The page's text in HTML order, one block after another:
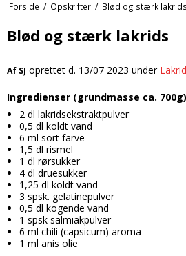
Alkohol aroma
Ananas aroma
Banan aroma
Blåbær aroma
Candy aroma
Chokolade aroma
Citron aroma
Cola aroma
Dessert aroma
Det Søde Liv
Aromaer
Chokolade
Delikatesser
Farver
Forme
Chokoladeforme
Isforme
Isenkram
Opskrifter
Bolsjer
Chokolade
Dragé
Drikkelse
Butikker
Information
Om os
Kontakt
Forside / Opskrifter / Blød og stærk lakrids
Blød og stærk lakrids
Af SJ oprettet d. 13/07 2023 under
Ingredienser (grundmasse ca.
2 dl lakridsekstraktpulver
0,5 dl koldt vand
6 ml sort farve
1,5 dl rismel
1 dl rørsukker
4 dl druesukker
1,25 dl koldt vand
3 spsk. gelatinepulver
0,5 dl kogende vand
1 spsk salmiakpulver
6 ml chili (capsicum) aroma
1 ml anis olie